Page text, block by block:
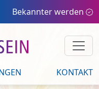
Bekannter werden
KONTAKT